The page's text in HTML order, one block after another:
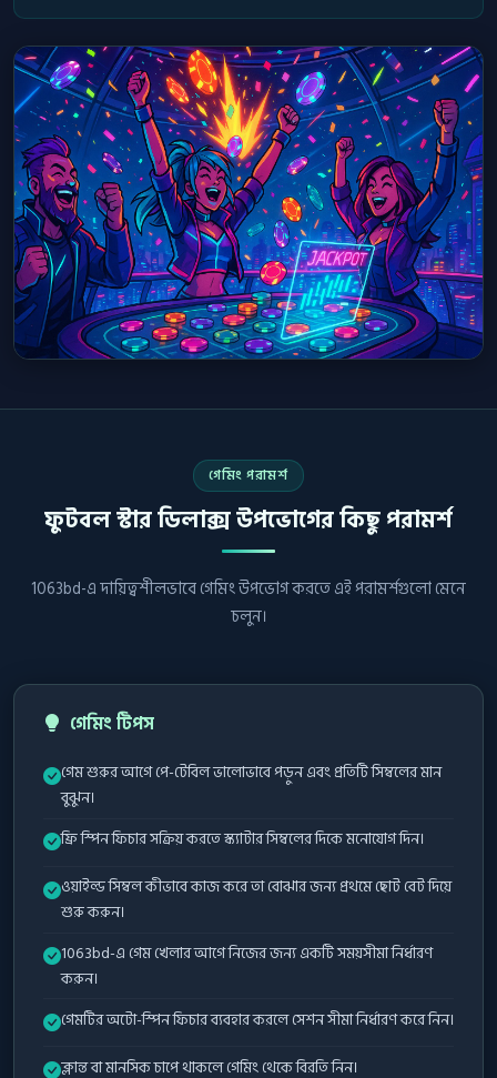
গেমিং পরামর্শ
ফুটবল স্টার ডিলাক্স উপভোগের কিছু পরামর্শ
1063bd-এ দায়িত্বশীলভাবে গেমিং উপভোগ করতে এই পরামর্শগুলো মেনে
চলুন।
গেমিং টিপস
গেম শুরুর আগে পে-টেবিল ভালোভাবে পড়ুন এবং প্রতিটি সিম্বলের মান
বুঝুন।
ফ্রি স্পিন ফিচার সক্রিয় করতে স্ক্যাটার সিম্বলের দিকে মনোযোগ দিন।
ওয়াইল্ড সিম্বল কীভাবে কাজ করে তা বোঝার জন্য প্রথমে ছোট বেট দিয়ে
শুরু করুন।
1063bd-এ গেম খেলার আগে নিজের জন্য একটি সময়সীমা নির্ধারণ
করুন।
গেমটির অটো-স্পিন ফিচার ব্যবহার করলে সেশন সীমা নির্ধারণ করে নিন।
ক্লান্ত বা মানসিক চাপে থাকলে গেমিং থেকে বিরতি নিন।